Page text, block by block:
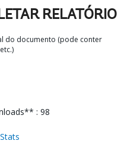
RELATÓRIO
do documento (pode conter
: 98